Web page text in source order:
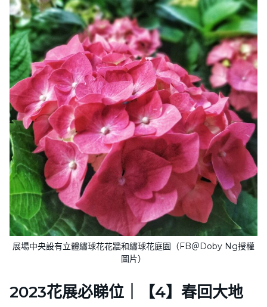
展場中央設有立體繡球花花牆和繡球花庭園（FB＠Doby Ng授權
圖片）
2023花展必睇位｜【4】春回大地